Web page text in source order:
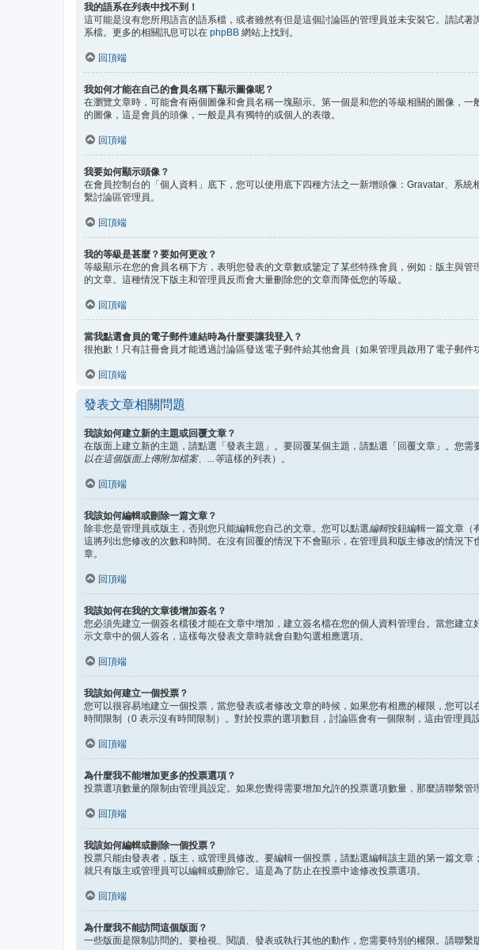
我的語系在列表中找不到！
這可能是沒有您所用語言的語系檔，或者雖然有但是這個討論區的管理員並未安裝它。請試
系檔。更多的相關訊息可以在 phpBB 網站上找到。
回頂端
我如何才能在自己的會員名稱下顯示圖像呢？
在瀏覽文章時，可能會有兩個圖像和會員名稱一塊顯示。第一個是和您的等級相關的圖像，
的圖像，這是會員的頭像，一般是具有獨特的或個人的表徵。
回頂端
我要如何顯示頭像？
在會員控制台的「個人資料」底下，您可以使用底下四種方法之一新增頭像：Gravatar、系
繫討論區管理員。
回頂端
我的等級是甚麼？要如何更改？
等級顯示在您的會員名稱下方，表明您發表的文章數或鑒定了某些特殊會員，例如：版主與
的文章。這種情況下版主和管理員反而會大量刪除您的文章而降低您的等級。
回頂端
當我點選會員的電子郵件連結時為什麼要讓我登入？
很抱歉！只有註冊會員才能透過討論區發送電子郵件給其他會員（如果管理員啟用了電子郵
回頂端
發表文章相關問題
我該如何建立新的主題或回覆文章？
在版面上建立新的主題，請點選「發表主題」。要回覆某個主題，請點選「回覆文章」。您
以在這個版面上傳附加檔案、...等這樣的列表）。
回頂端
我該如何編輯或刪除一篇文章？
除非您是管理員或版主，否則您只能編輯您自己的文章。您可以點選編輯按鈕編輯一篇文章（
這將列出您修改的次數和時間。在沒有回覆的情況下不會顯示，在管理員和版主修改的情況
章。
回頂端
我該如何在我的文章後增加簽名？
您必須先建立一個簽名檔後才能在文章中增加，建立簽名檔在您的個人資料管理台。當您建立
示文章中的個人簽名，這樣每次發表文章時就會自動勾選相應選項。
回頂端
我該如何建立一個投票？
您可以很容易地建立一個投票，當您發表或者修改文章的時候，如果您有相應的權限，您可
時間限制（0 表示沒有時間限制）。對於投票的選項數目，討論區會有一個限制，這由管理員設
回頂端
為什麼我不能增加更多的投票選項？
投票選項數量的限制由管理員設定。如果您覺得需要增加允許的投票選項數量，那麼請聯繫管
回頂端
我該如何編輯或刪除一個投票？
投票只能由發表者，版主，或管理員修改。要編輯一個投票，請點選編輯該主題的第一篇文
就只有版主或管理員可以編輯或刪除它。這是為了防止在投票中途修改投票選項。
回頂端
為什麼我不能訪問這個版面？
一些版面是限制訪問的。要檢視、閱讀、發表或執行其他的動作，您需要特別的權限。請聯繫